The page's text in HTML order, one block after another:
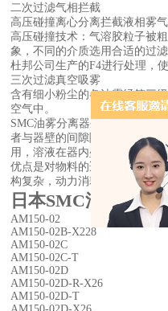
二次过滤气相拦截
高压碰撞离心分离拦截液相雾气
高压碰撞技术：气溶胶粒子被
象，不同的介质选用合适的过
杜邦公司生产的F4进行处理，
三次过滤真空吸雾
含有细小粉尘的各油雾经第三
空气中。
SMC油雾分离器外壳内带有加
者与器壁的间隙随转子的转数
用，溶液在器内壁形成下旋的
优点是对物料的适应性很强，
构复杂，动力消耗大，每平方
日本SMC油雾分离
AM150-02
AM150-02B-X228
AM150-02C
AM150-02C-T
AM150-02D
AM150-02D-R-X26
AM150-02D-T